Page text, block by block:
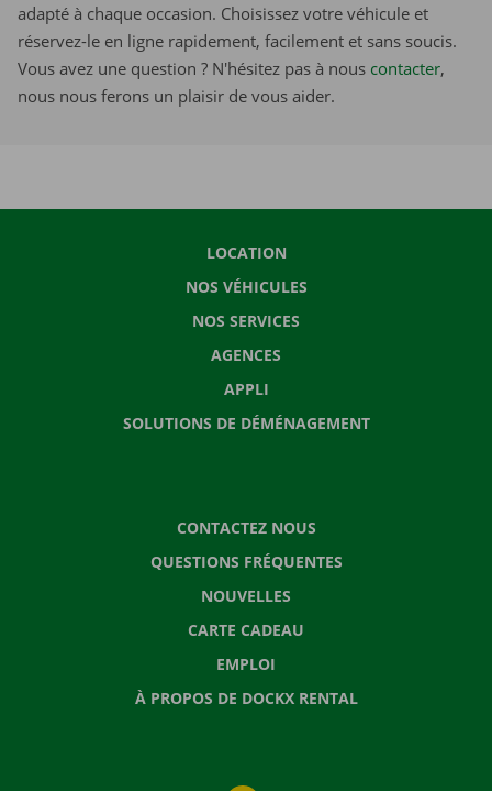
adapté à chaque occasion. Choisissez votre véhicule et
réservez-le en ligne rapidement, facilement et sans soucis.
Vous avez une question ? N'hésitez pas à nous contacter,
nous nous ferons un plaisir de vous aider.
LOCATION
NOS VÉHICULES
NOS SERVICES
AGENCES
APPLI
SOLUTIONS DE DÉMÉNAGEMENT
CONTACTEZ NOUS
QUESTIONS FRÉQUENTES
NOUVELLES
CARTE CADEAU
EMPLOI
À PROPOS DE DOCKX RENTAL